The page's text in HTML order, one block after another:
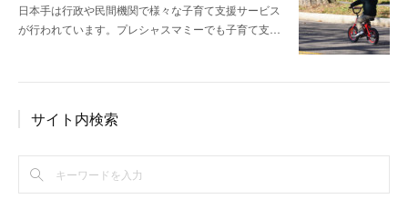
日本手は行政や民間機関で様々な子育て支援サービス
が行われています。プレシャスマミーでも子育て支…
サイト内検索